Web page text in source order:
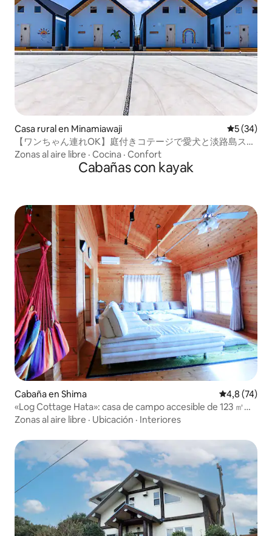
Casa rural en Minamiawaji
5 (34)
【ワンちゃん連れOK】庭付きコテージで愛犬と淡路島ステ
イ｜BBQテラス付・最大6名
Zonas al aire libre · Cocina · Confort
Cabañas con kayak
Cabaña en Shima Calificación
4,8 (74)
«Log Cottage Hata»: casa de campo accesible de 123 ㎡
con zona de barbacoa de 25 ㎡
Zonas al aire libre · Ubicación · Interiores